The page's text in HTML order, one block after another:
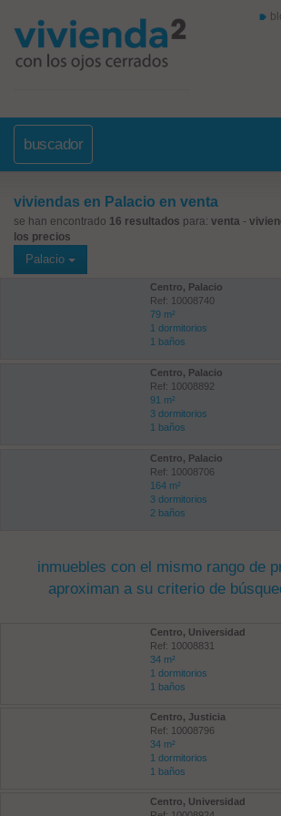
buscador
viviendas en Palacio en venta
se han encontrado 16 resultados para: venta -
los precios
Palacio
Centro, Palacio
Ref: 10008740
79 m²
1 dormitorios
1 baños
Centro, Palacio
Ref: 10008892
91 m²
3 dormitorios
1 baños
Centro, Palacio
Ref: 10008706
164 m²
3 dormitorios
2 baños
inmuebles con el mismo rango de
aproximan a su criterio de
Centro, Universidad
Ref: 10008831
34 m²
1 dormitorios
1 baños
Centro, Justicia
Ref: 10008796
34 m²
1 dormitorios
1 baños
Centro, Universidad